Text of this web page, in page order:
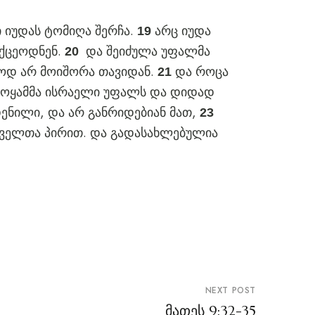
ტომიღა შერჩა. 19 არც იუდა
20 და შეიძულა უფალმა
არ მოიშორა თავიდან. 21 და როცა
ისრაელი უფალს და დიდად
და არ განრიდებიან მათ, 23
პირით. და გადასახლებულია
NEXT POST
მათეს 9:32-35